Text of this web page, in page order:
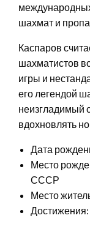
шахмат и
Каспаров
шахматистов
игры и
его легендой
неизгладимый
вдохновлять
Дата
Место
СССР
Место